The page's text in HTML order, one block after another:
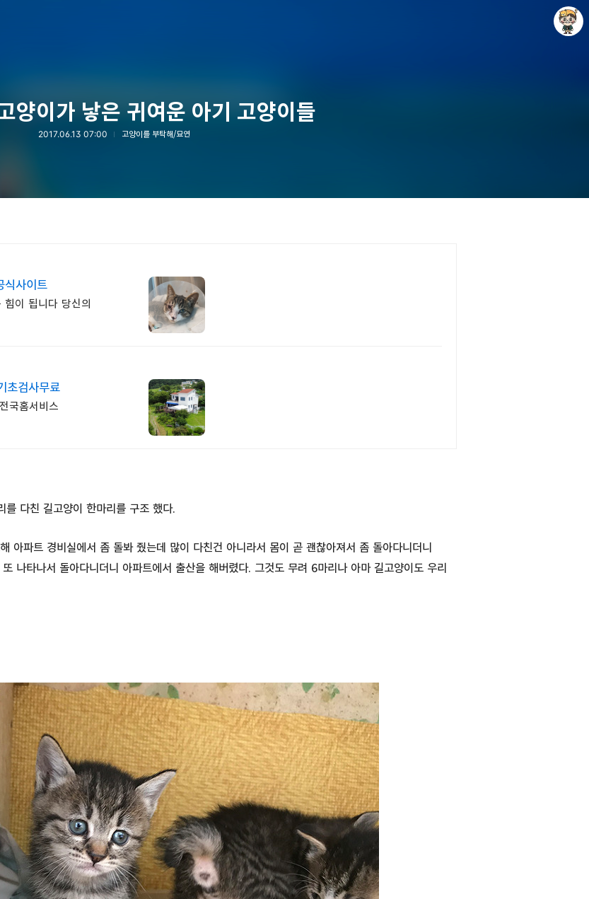
양이가 낳은 귀여운 아기 고양이들
2017.06.13 07:00 고양이를 부탁해/묘연
식사이트
이 됩니다 당신의
초검사무료
국홈서비스
를 다친 길고양이 한마리를 구조 했다.
아파트 경비실에서 좀 돌봐 줬는데 많이 다친건 아니라서 몸이 곧 괜찮아져서 좀 돌아다니더니
나타나서 돌아다니더니 아파트에서 출산을 해버렸다. 그것도 무려 6마리나 아마 길고양이도 우리